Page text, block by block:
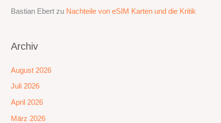
Bastian Ebert zu Nachteile von eSIM Karten und die Kritik
Archiv
August 2026
Juli 2026
April 2026
März 2026